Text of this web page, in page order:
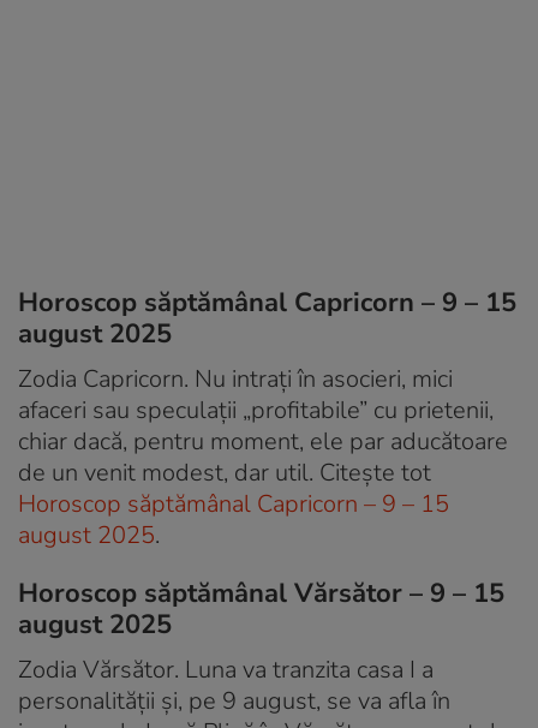
Horoscop săptămânal Capricorn – 9 – 15
august 2025
Zodia Capricorn. Nu intrați în asocieri, mici
afaceri sau speculații „profitabile” cu prietenii,
chiar dacă, pentru moment, ele par aducătoare
de un venit modest, dar util. Citește tot
Horoscop săptămânal Capricorn – 9 – 15
august 2025.
Horoscop săptămânal Vărsător – 9 – 15
august 2025
Zodia Vărsător. Luna va tranzita casa I a
personalității și, pe 9 august, se va afla în